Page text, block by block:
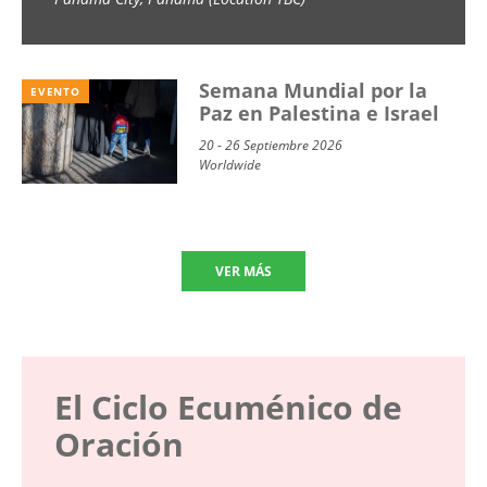
School) 2026
EVENTO
Semana Mundial por la
Paz en Palestina e Israel
20 - 26 Septiembre 2026
Worldwide
VER MÁS
El Ciclo Ecuménico de
Oración